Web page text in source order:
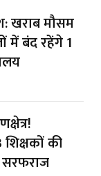
खराब मौसम
में बंद रहेंगे 1
शिक्षकों की
सरफराज